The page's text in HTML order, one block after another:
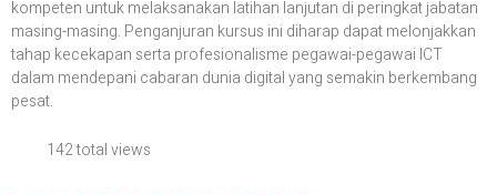
kompeten untuk melaksanakan latihan lanjutan di peringkat jabatan
masing-masing. Penganjuran kursus ini diharap dapat melonjakkan
tahap kecekapan serta profesionalisme pegawai-pegawai ICT
dalam mendepani cabaran dunia digital yang semakin berkembang
pesat.
142 total views